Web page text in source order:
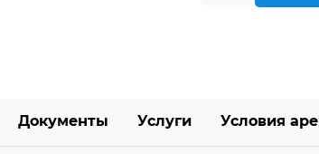
Документы Услуги Условия